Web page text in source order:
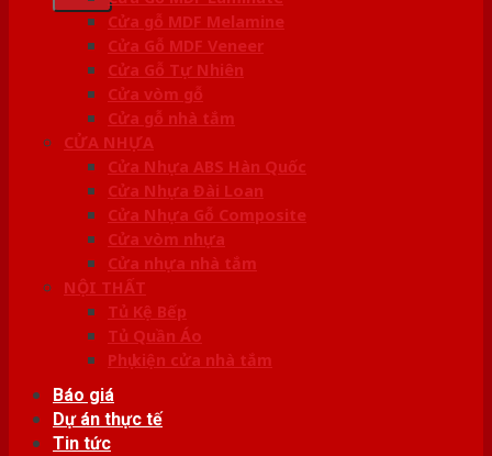
Cửa gỗ MDF Melamine
Cửa Gỗ MDF Veneer
Cửa Gỗ Tự Nhiên
Cửa vòm gỗ
Cửa gỗ nhà tắm
CỬA NHỰA
Cửa Nhựa ABS Hàn Quốc
Cửa Nhựa Đài Loan
Cửa Nhựa Gỗ Composite
Cửa vòm nhựa
Cửa nhựa nhà tắm
NỘI THẤT
Tủ Kệ Bếp
Tủ Quần Áo
Phụ kiện cửa nhà tắm
Báo giá
Dự án thực tế
Tin tức